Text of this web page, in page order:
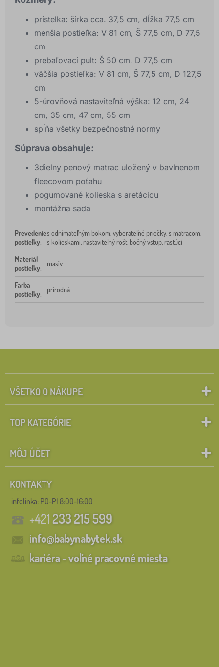
prístelka: šírka cca. 37,5 cm, dĺžka 77,5 cm
menšia postieľka: V 81 cm, Š 77,5 cm, D 77,5
cm
prebaľovací pult: Š 50 cm, D 77,5 cm
väčšia postieľka: V 81 cm, Š 77,5 cm, D 127,5
cm
5-úrovňová nastaviteľná výška: 12 cm, 24
cm, 35 cm, 47 cm, 55 cm
spĺňa všetky bezpečnostné normy
Súprava obsahuje:
3dielny penový matrac uložený v bavlnenom
fleecovom poťahu
pogumované kolieska s aretáciou
montážna sada
Prevedenie
postieľky:
s odnímateľným bokom, vyberateľné priečky, s matracom,
s kolieskami, nastaviteľný rošt, bočný vstup, rastúci
Materiál
postieľky:
masív
Farba
postieľky:
prírodná
VŠETKO O NÁKUPE
TOP KATEGÓRIE
MÔJ ÚČET
KONTAKTY
infolinka: PO-PI 8:00-16:00
+421233 215 599
info@babynabytek.sk
kariéra - voľné pracovné miesta